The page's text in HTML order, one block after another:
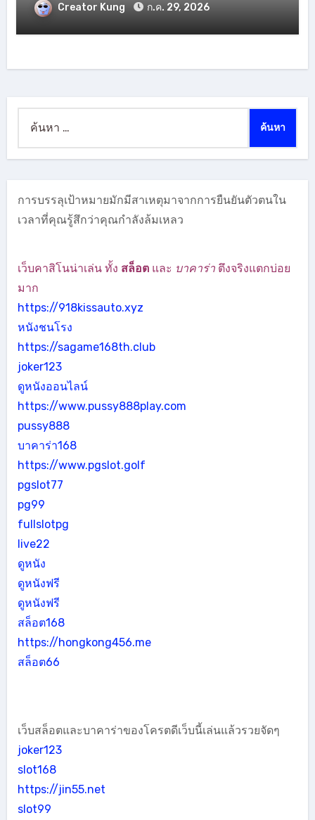
Creator Kung ก.ค. 29, 2026
สำหรับ:
การบรรลุเป้าหมายมักมีสาเหตุมาจากการยืนยันตัวตนใน
เวลาที่คุณรู้สึกว่าคุณกำลังล้มเหลว
เว็บคาสิโนน่าเล่น ทั้ง สล็อตและ บาคาร่าตึงจริงแตกบ่อย
มาก
https://918kissauto.xyz
หนังชนโรง
https://sagame168th.club
joker123
ดูหนังออนไลน์
https://www.pussy888play.com
pussy888
บาคาร่า168
https://www.pgslot.golf
pgslot77
pg99
fullslotpg
live22
ดูหนัง
ดูหนังฟรี
ดูหนังฟรี
สล็อต168
https://hongkong456.me
สล็อต66
เว็บสล็อตและบาคาร่าของโครตดีเว็บนี้เล่นแล้วรวยจัดๆ
joker123
slot168
https://jin55.net
slot99